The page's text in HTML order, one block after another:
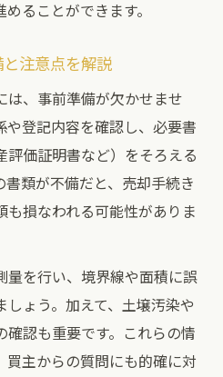
しておくべきポイント
失敗しないチェックリス
なる秘訣を解説
導権を握るための工夫
進める交渉ポイント
地売却交渉術を伝授
た土地売却の話し方
を進めるポイント
持つための準備術
ることができます。
注意点を解説
、事前準備が欠かせませ
登記内容を確認し、必要書
価証明書など）をそろえる
類が不備だと、売却手続き
損なわれる可能性がありま
量を行い、境界線や面積に誤
ょう。加えて、土壌汚染や
認も重要です。これらの情
主からの質問にも的確に対